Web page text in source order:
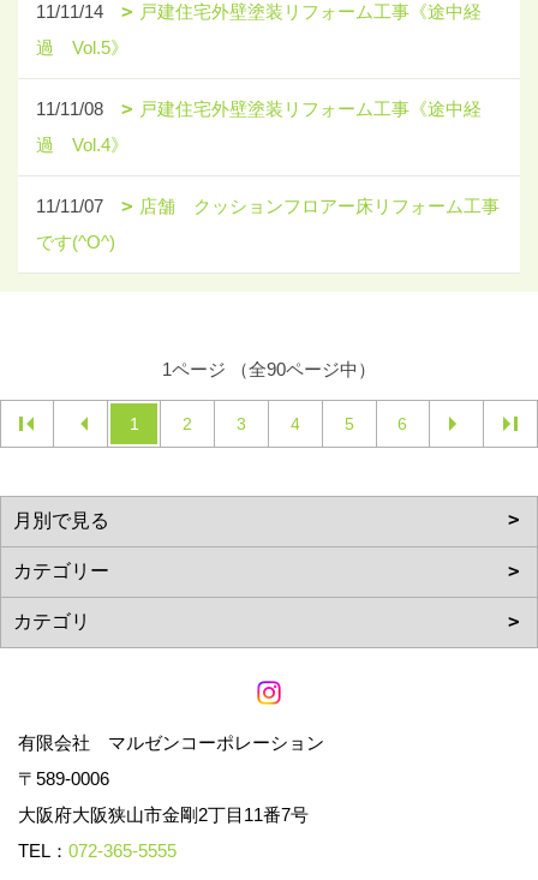
11/11/14
戸建住宅外壁塗装リフォーム工事《途中経
過 Vol.5》
11/11/08
戸建住宅外壁塗装リフォーム工事《途中経
過 Vol.4》
11/11/07
店舗 クッションフロアー床リフォーム工事
です(^O^)
1ページ （全90ページ中）
1 2 3 4 5 6
有限会社 マルゼンコーポレーション
〒589-0006
大阪府大阪狭山市金剛2丁目11番7号
TEL： 072-365-5555